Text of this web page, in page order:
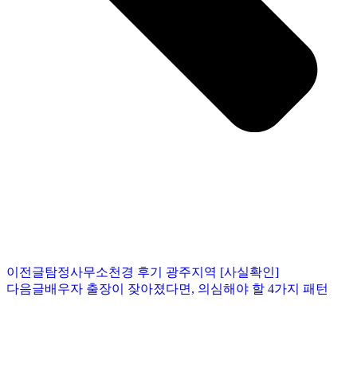
이전글탐정사무소천경 후기 광주지역 [사실확인]
다음글배우자 출장이 잦아졌다면, 의심해야 할 4가지 패턴